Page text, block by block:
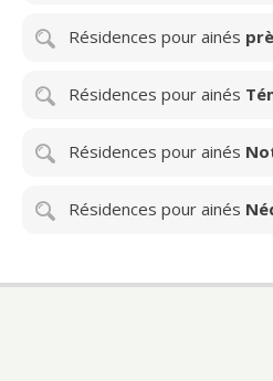
Résidences pour ainés
Résidences pour ainés
Résidences pour ainés
Résidences pour ainés